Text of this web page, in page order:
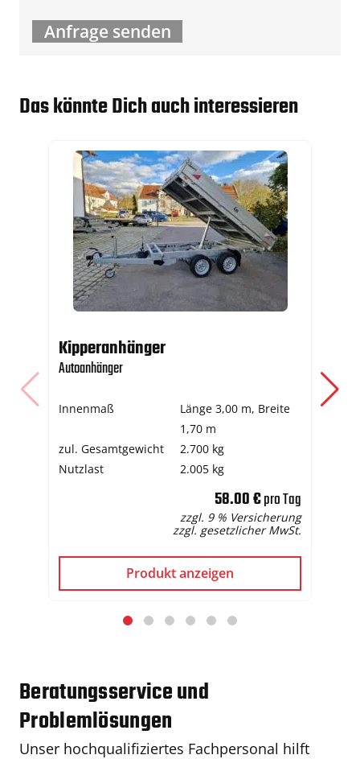
Das könnte Dich auch interessieren
Kipperanhänger
Autoanhänger
Innenmaß
Länge 3,00 m, Breite
1,70 m
zul. Gesamtgewicht
2.700 kg
Nutzlast
2.005 kg
58.00 €pro Tag
zzgl. 9 % Versicherung
zzgl. gesetzlicher MwSt.
Produkt anzeigen
Beratungsservice und
Problemlösungen
Unser hochqualifiziertes Fachpersonal hilft